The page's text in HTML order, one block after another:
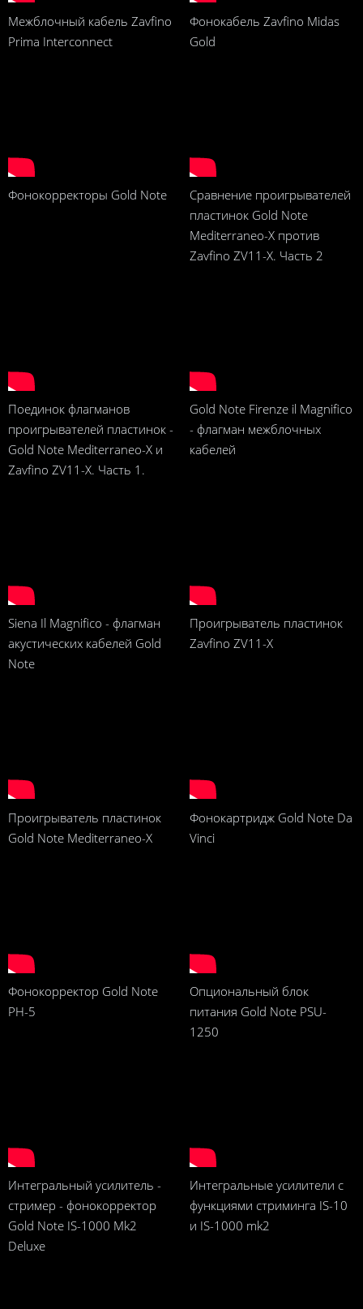
Межблочный кабель Zavfino
Prima Interconnect
Фонокабель Zavfino Midas
Gold
Фонокорректоры Gold Note
Сравнение проигрывателей
пластинок Gold Note
Mediterraneo-X против
Zavfino ZV11-X. Часть 2
Поединок флагманов
проигрывателей пластинок -
Gold Note Mediterraneo-X и
Zavfino ZV11-X. Часть 1.
Gold Note Firenze il Magnifico
- флагман межблочных
кабелей
Siena Il Magnifico - флагман
акустических кабелей Gold
Note
Проигрыватель пластинок
Zavfino ZV11-X
Проигрыватель пластинок
Gold Note Mediterraneo-X
Фонокартридж Gold Note Da
Vinci
Фонокорректор Gold Note
PH-5
Опциональный блок
питания Gold Note PSU-
1250
Интегральный усилитель -
стример - фонокорректор
Gold Note IS-1000 Mk2
Deluxe
Интегральные усилители с
функциями стриминга IS-10
и IS-1000 mk2